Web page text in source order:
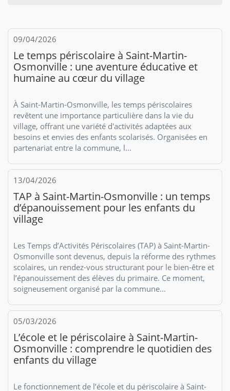
09/04/2026
Le temps périscolaire à Saint-Martin-
Osmonville : une aventure éducative et
humaine au cœur du village
À Saint-Martin-Osmonville, les temps périscolaires
revêtent une importance particulière dans la vie du
village, offrant une variété d'activités adaptées aux
besoins et envies des enfants scolarisés. Organisées en
partenariat entre la commune, l...
13/04/2026
TAP à Saint-Martin-Osmonville : un temps
d’épanouissement pour les enfants du
village
Les Temps d’Activités Périscolaires (TAP) à Saint-Martin-
Osmonville sont devenus, depuis la réforme des rythmes
scolaires, un rendez-vous structurant pour le bien-être et
l’épanouissement des élèves du primaire. Ce moment,
soigneusement organisé par la commune...
05/03/2026
L’école et le périscolaire à Saint-Martin-
Osmonville : comprendre le quotidien des
enfants du village
Le fonctionnement de l’école et du périscolaire à Saint-